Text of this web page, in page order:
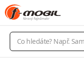
Vyhledávání